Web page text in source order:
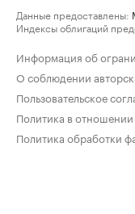
Данные предоставлены:
Индексы облигаций
Информация об
О соблюдении
Пользовательское
Политика в
Политика обработки